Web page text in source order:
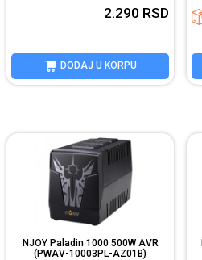
2.290 RSD
DODAJ U KORPU
NJOY Paladin 1000 500W AVR
(PWAV-10003PL-AZ01B)